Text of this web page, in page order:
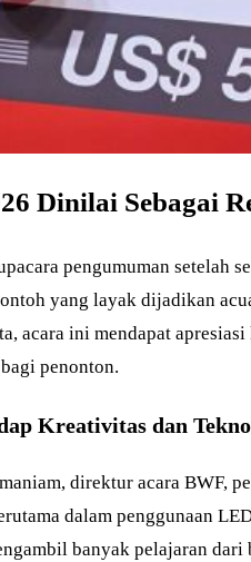
Dinilai Sebagai
pengumuman setelah
yang layak dijadikan
acara ini mendapat
penonton.
Kreativitas dan
direktur acara BWF,
dalam penggunaan
banyak pelajaran